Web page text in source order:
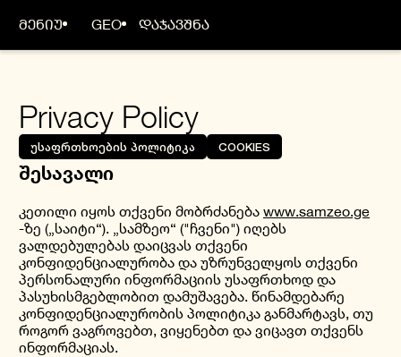
ᲛᲔᲜᲘᲣ GEO ᲓᲐᲯᲐᲕᲨᲜᲐ
Privacy Policy
ᲣᲡᲐᲤᲠᲗᲮᲝᲔᲑᲘᲡ ᲞᲝᲚᲘᲢᲘᲙᲐ COOKIES
შესავალი
კეთილი იყოს თქვენი მობრძანება www.samzeo.ge
-ზე („საიტი“). „სამზეო“ ("ჩვენი") იღებს
ვალდებულებას დაიცვას თქვენი
კონფიდენციალურობა და უზრუნველყოს თქვენი
პერსონალური ინფორმაციის უსაფრთხოდ და
პასუხისმგებლობით დამუშავება. წინამდებარე
კონფიდენციალურობის პოლიტიკა განმარტავს, თუ
როგორ ვაგროვებთ, ვიყენებთ და ვიცავთ თქვენს
ინფორმაციას.